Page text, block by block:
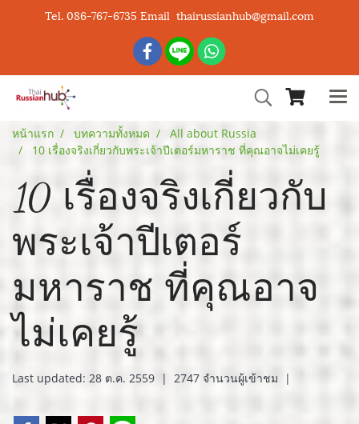
Tel. 086-767-6735 Email thairussianhub@gmail.com
หน้าแรก บทความทั้งหมด
All about Russia
10 เรื่องจริงเกี่ยวกับพระเจ้าปีเตอร์มหาราช ที่คุณอาจไม่เคยรู้
10 เรื่องจริงเกี่ยวกับ
พระเจ้าปีเตอร์
มหาราช ที่คุณอาจ
ไม่เคยรู้
Last updated: 28 ต.ค. 2559 | 2747 จำนวนผู้เข้าชม |